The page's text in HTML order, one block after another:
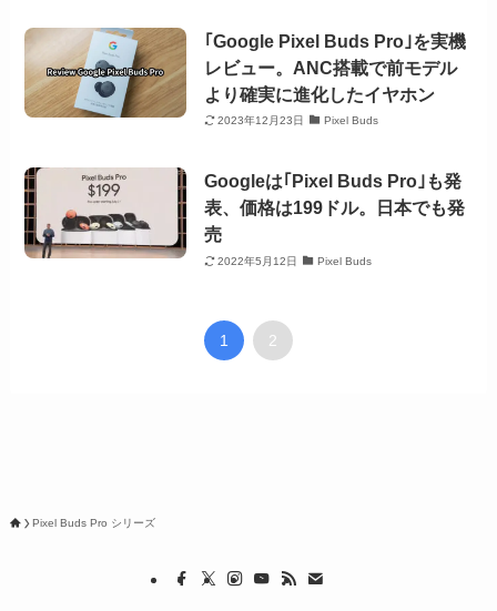
｢Google Pixel Buds Pro｣を実機
レビュー。ANC搭載で前モデル
より確実に進化したイヤホン
2023年12月23日 Pixel Buds
Googleは｢Pixel Buds Pro｣も発
表、価格は199ドル。日本でも発
売
2022年5月12日 Pixel Buds
1 2
Pixel Buds Pro シリーズ